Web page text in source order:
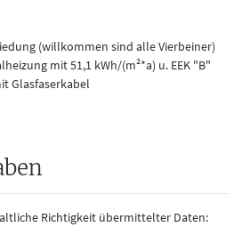
(willkommen sind alle Vierbeiner)
mit 51,1 kWh/(m²*a) u. EEK "B"
Glasfaserkabel
Richtigkeit übermittelter Daten: